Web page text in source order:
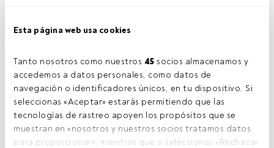
Esta página web usa cookies
Tanto nosotros como nuestros 45 socios almacenamos y
accedemos a datos personales, como datos de
navegación o identificadores únicos, en tu dispositivo. Si
seleccionas «Aceptar» estarás permitiendo que las
tecnologías de rastreo apoyen los propósitos que se
muestran en «nosotros y nuestros socios tratamos datos
para proporcionar», mientras que si seleccionas «Rechazar
Joel Filipe (Unsplash)
Tiempo lectura: 0 s.